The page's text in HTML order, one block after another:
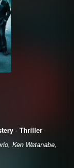
·Thriller
Ken Watanabe,